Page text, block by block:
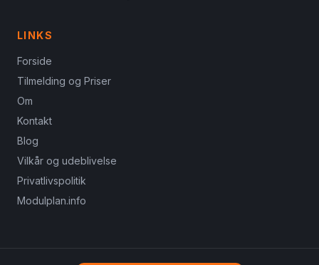
LINKS
Forside
Tilmelding og Priser
Om
Kontakt
Blog
Vilkår og udeblivelse
Privatlivspolitik
Modulplan.info